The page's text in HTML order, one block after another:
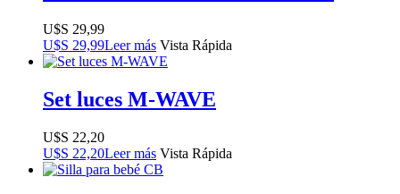
$
29,99
$
29,99Leer más Vista Rápida
Set luces M-WAVE
$
22,20
$
22,20Leer más Vista Rápida